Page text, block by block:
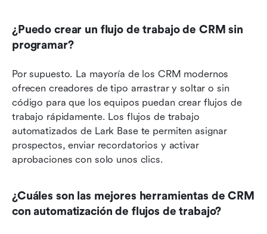
¿Puedo crear un flujo de trabajo de CRM sin
programar?
Por supuesto. La mayoría de los CRM modernos
ofrecen creadores de tipo arrastrar y soltar o sin
código para que los equipos puedan crear flujos de
trabajo rápidamente. Los flujos de trabajo
automatizados de Lark Base te permiten asignar
prospectos, enviar recordatorios y activar
aprobaciones con solo unos clics.
¿Cuáles son las mejores herramientas de CRM
con automatización de flujos de trabajo?